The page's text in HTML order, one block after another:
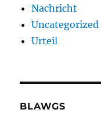
Nachricht
Uncategorized
Urteil
BLAWGS